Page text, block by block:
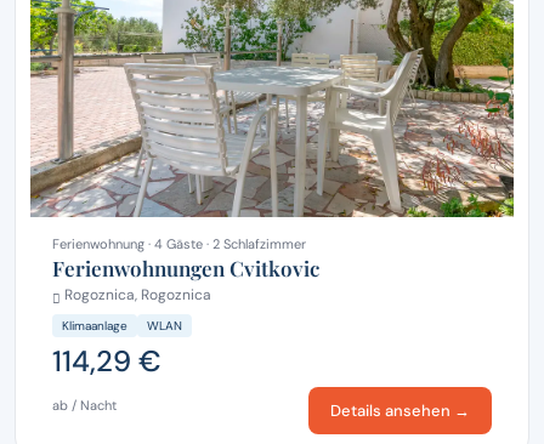
Ferienwohnung · 4 Gäste · 2 Schlafzimmer
Ferienwohnungen Cvitkovic
Rogoznica, Rogoznica
Klimaanlage WLAN
114,29 €
ab / Nacht Details ansehen →